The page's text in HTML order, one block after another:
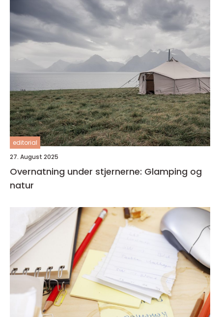
editorial
27. August 2025
Overnatning under stjernerne: Glamping og
natur